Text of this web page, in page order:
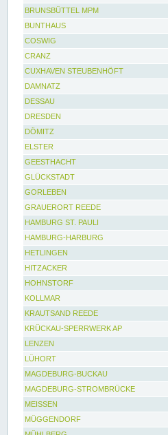
BRUNSBÜTTEL MPM
BUNTHAUS
COSWIG
CRANZ
CUXHAVEN STEUBENHÖFT
DAMNATZ
DESSAU
DRESDEN
DÖMITZ
ELSTER
GEESTHACHT
GLÜCKSTADT
GORLEBEN
GRAUERORT REEDE
HAMBURG ST. PAULI
HAMBURG-HARBURG
HETLINGEN
HITZACKER
HOHNSTORF
KOLLMAR
KRAUTSAND REEDE
KRÜCKAU-SPERRWERK AP
LENZEN
LÜHORT
MAGDEBURG-BUCKAU
MAGDEBURG-STROMBRÜCKE
MEISSEN
MÜGGENDORF